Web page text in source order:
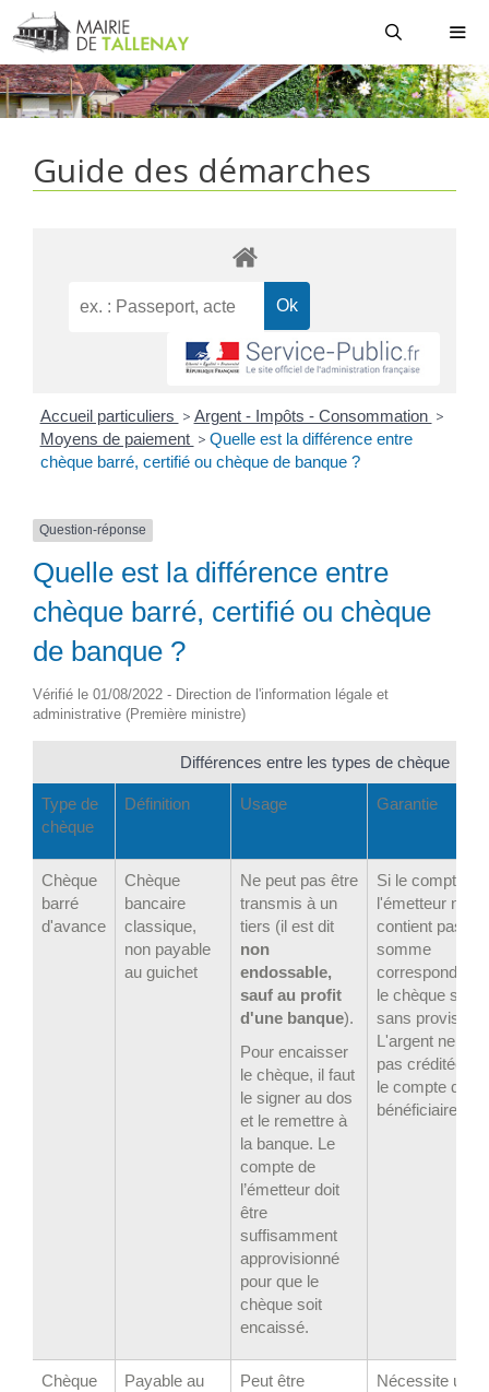
Aller
au
contenu
Guide des démarches
Accueil particuliers > Argent - Impôts - Consommation >
Moyens de paiement > Quelle est la différence entre
chèque barré, certifié ou chèque de banque ?
Question-réponse
Quelle est la différence entre
chèque barré, certifié ou chèque
de banque ?
Vérifié le 01/08/2022 - Direction de l'information légale et
administrative (Première ministre)
Différences entre les types de chèque
Type de
chèque
Définition Usage Garantie
Chèque
barré
d'avance
Chèque
bancaire
classique,
non payable
au guichet
Ne peut pas être
transmis à un
tiers (il est dit
non
endossable,
sauf au profit
d'une banque).
Pour encaisser
le chèque, il faut
le signer au dos
et le remettre à
la banque. Le
compte de
l’émetteur doit
être
suffisamment
approvisionné
pour que le
chèque soit
encaissé.
Si le compte de
l'émetteur ne
contient pas la
somme
le chèque sera
sans provision.
L'argent ne
pas créditée
le compte du
bénéficiaire.
Chèque
Payable au
Peut être
Nécessite une